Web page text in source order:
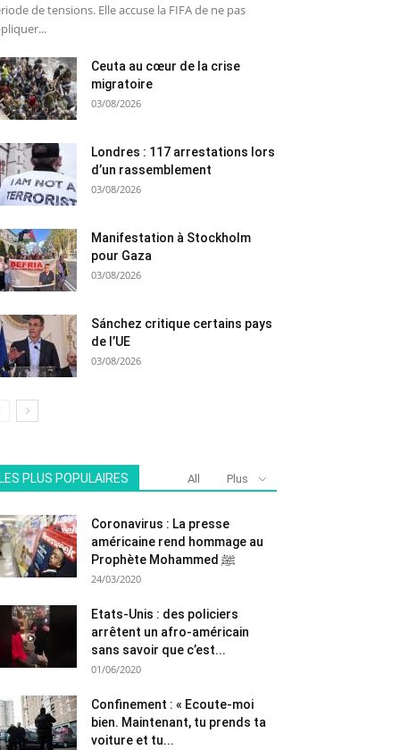
de tensions. Elle accuse la FIFA de ne pas
Ceuta au cœur de la crise
migratoire
03/08/2026
Londres : 117 arrestations lors
d’un rassemblement
03/08/2026
Manifestation à Stockholm
pour Gaza
03/08/2026
Sánchez critique certains pays
de l’UE
03/08/2026
LES PLUS POPULAIRES All Plus
Coronavirus : La presse
américaine rend hommage au
Prophète Mohammed ﷺ
24/03/2020
Etats-Unis : des policiers
arrêtent un afro-américain
sans savoir que c’est...
01/06/2020
Confinement : « Ecoute-moi
bien. Maintenant, tu prends ta
voiture et tu...